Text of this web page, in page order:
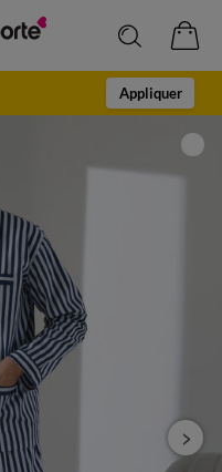
Appliquer